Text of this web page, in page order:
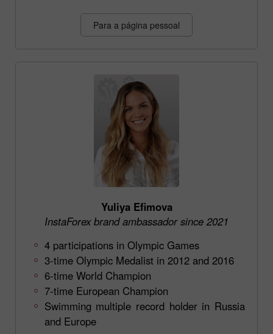
Para a página pessoal
Yuliya Efimova
InstaForex brand ambassador since 2021
4 participations in Olympic Games
3-time Olympic Medalist in 2012 and 2016
6-time World Champion
7-time European Champion
Swimming multiple record holder in Russia
and Europe